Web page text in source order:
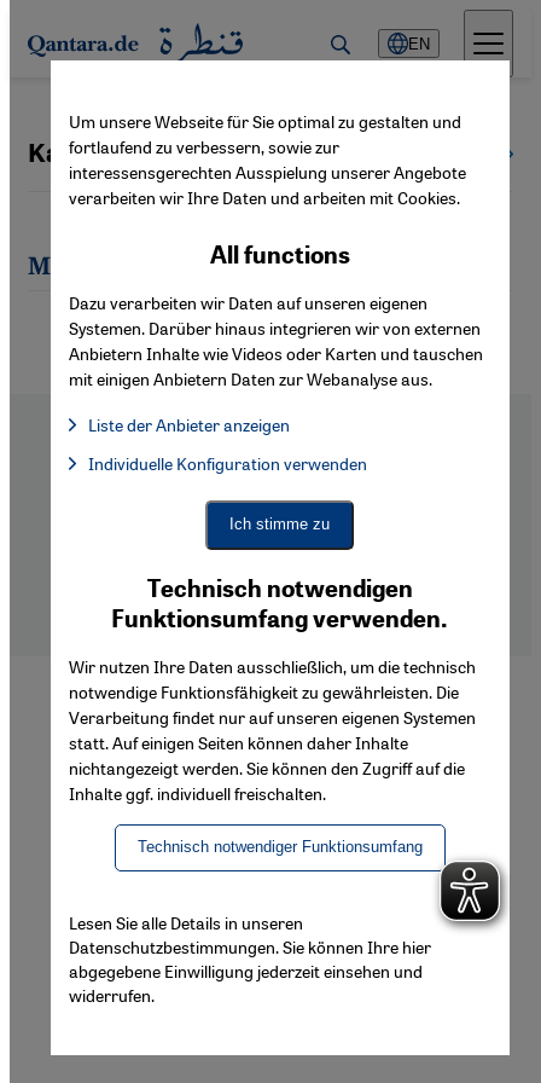
Direkt zum Inhalt springen
EN
Kai Strittmatter
Most recent articles by Kai Strittmatter
FooterAbout Us
Imprint
Privacy Policy
Declaration of Accessibility
Um unsere Webseite für Sie optimal zu gestalten und
fortlaufend zu verbessern, sowie zur
interessensgerechten Ausspielung unserer Angebote
verarbeiten wir Ihre Daten und arbeiten mit Cookies.
Technisch notwendigen
Funktionsumfang verwenden.
Wir nutzen Ihre Daten ausschließlich, um die technisch
notwendige Funktionsfähigkeit zu gewährleisten. Die
Verarbeitung findet nur auf unseren eigenen Systemen
statt. Auf einigen Seiten können daher Inhalte
nichtangezeigt werden. Sie können den Zugriff auf die
Inhalte ggf. individuell freischalten.
Technisch notwendiger Funktionsumfang
All functions
Dazu verarbeiten wir Daten auf unseren eigenen
Systemen. Darüber hinaus integrieren wir von externen
Anbietern Inhalte wie Videos oder Karten und tauschen
mit einigen Anbietern Daten zur Webanalyse aus.
Liste der Anbieter anzeigen
Facebook Embed / Facebook Connect, Google Maps Embed,
Facebook Embed / Facebook Connect
Google Maps Embed
Individuelle Konfiguration verwenden
Ich stimme zu
Lesen Sie alle Details in unseren
Datenschutzbestimmungen. Sie können Ihre hier
abgegebene Einwilligung jederzeit einsehen und
widerrufen.